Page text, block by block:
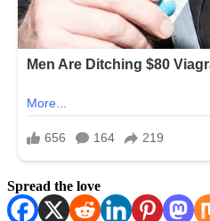
Spread the love